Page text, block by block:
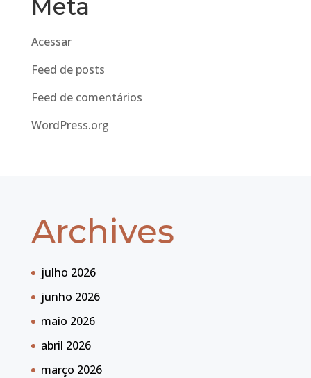
Meta
Acessar
Feed de posts
Feed de comentários
WordPress.org
Archives
julho 2026
junho 2026
maio 2026
abril 2026
março 2026